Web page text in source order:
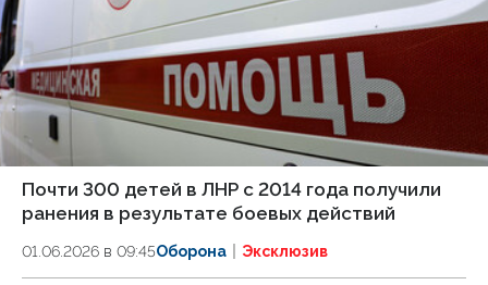
Почти 300 детей в ЛНР с 2014 года получили
ранения в результате боевых действий
01.06.2026 в 09:45Оборона Эксклюзив